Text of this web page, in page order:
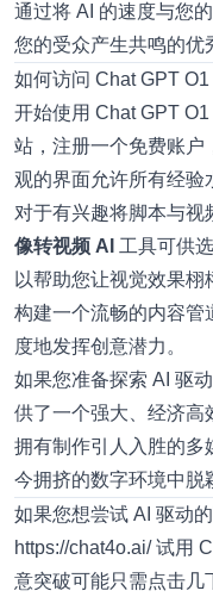
通过将 AI 的速度与您
您的受众产生共鸣的优
如何访问 Chat GPT
开始使用 Chat GPT
站，注册一个免费账户
观的界面允许所有经验
对于有兴趣将脚本与视
像转视频 AI 工具可供
以帮助您让视觉效果
构建一个流畅的内容管
度地发挥创意潜力。
如果您准备探索 AI 驱
供了一个强大、经济高
拥有制作引人入胜的多
今拥挤的数字环境中脱
如果您想尝试 AI 驱动
https://chat4o.ai/试用
意突破可能只需点击几